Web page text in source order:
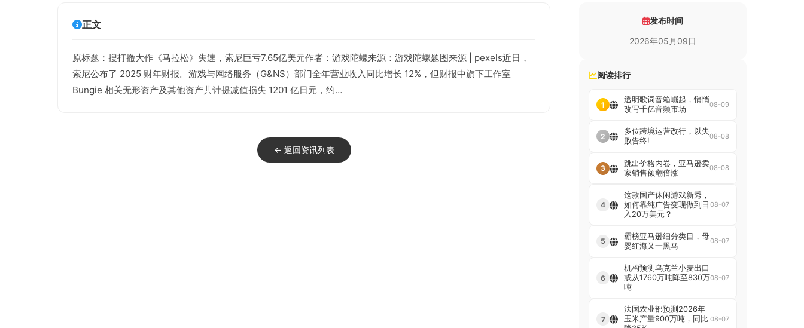
正文
原标题：搜打撤大作《马拉松》失速，索尼巨亏7.65亿美元作者：游戏陀螺来源：游戏陀螺题图来源 | pexels近日，
索尼公布了 2025 财年财报。游戏与网络服务（G&NS）部门全年营业收入同比增长 12%，但财报中旗下工作室
Bungie 相关无形资产及其他资产共计提减值损失 1201 亿日元，约…
← 返回资讯列表
发布时间
2026年05月09日
阅读排行
1
透明歌词音箱崛起，悄悄
改写千亿音频市场
08-09
2
多位跨境运营改行，以失
败告终!
08-08
3
跳出价格内卷，亚马逊卖
家销售额翻倍涨
08-08
4
这款国产休闲游戏新秀，
如何靠纯广告变现做到日
入20万美元？
08-07
5
霸榜亚马逊细分类目，母
婴红海又一黑马
08-07
6
机构预测乌克兰小麦出口
或从1760万吨降至830万
吨
08-07
7
法国农业部预测2026年
玉米产量900万吨，同比 08-07